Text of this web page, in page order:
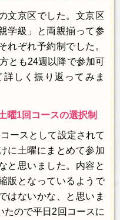
文京区でした。文京区
学級」と両親揃って参
れぞれ予約制でした。
とも24週以降で参加可
しく振り返ってみま
曜1回コースの選択制
ースとして設定されて
に土曜にまとめて参加
と思いました。内容と
版となっているようで
はないかな、と思いま
ので平日2回コースに